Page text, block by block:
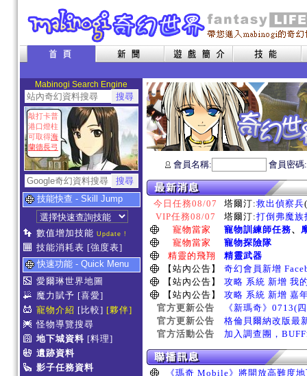
Mabinogi Search Engine
敲打卡普
港口燈柱
可取得海
蘭德長弓
技能快查 - Skill Jump
數值增加技能 Update !
技能消耗表 [強度表]
快速功能 - Quick Menu
愛爾琳世界地圖
魔力賦予 [喜愛]
寵物介紹 [比較] [夥伴]
怪物導覽搜尋
地下城資料 [料理]
遺跡資料
影子任務資料
會員名稱: 會員密
今日任務08/07 塔爾汀:救出偵察兵
VIP任務08/07
塔爾汀:打倒弗魔
寵物當家
寵物訓練師任務、
寵物當家
寵物探險隊
精靈的飛翔
精靈武器
【站內公告】
奇幻會員新增
【站內公告】
攻略 系統 新增 我
【站內公告】
攻略 系統 新增 嘉
官方更新公告
《新瑪奇》0713(
官方更新公告
格倫貝爾納改版最
官方活動公告
加入調查團，